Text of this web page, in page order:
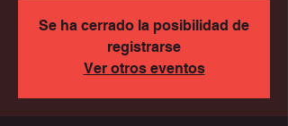
Se ha cerrado la posibilidad de
registrarse
Ver otros eventos